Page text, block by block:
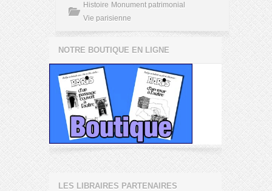
Histoire Monument patrimonial
Vie parisienne
NOTRE BOUTIQUE EN LIGNE
LES LIBRAIRES PARTENAIRES